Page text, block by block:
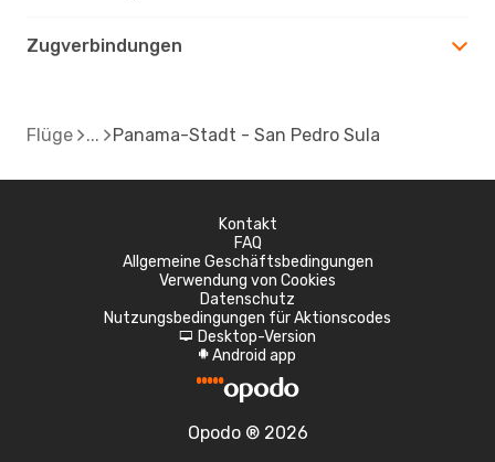
Zugverbindungen
Flüge Panama-Stadt - San Pedro Sula
Kontakt
FAQ
Allgemeine Geschäftsbedingungen
Verwendung von Cookies
Datenschutz
Nutzungsbedingungen für Aktionscodes
d Desktop-Version
A Android app
Opodo ® 2026